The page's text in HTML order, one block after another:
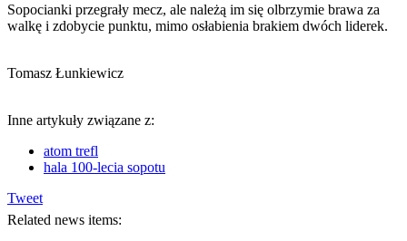
Sopocianki przegrały mecz, ale należą im się olbrzymie brawa za
walkę i zdobycie punktu, mimo osłabienia brakiem dwóch liderek.
Tomasz Łunkiewicz
Inne artykuły związane z:
atom trefl
hala 100-lecia sopotu
Tweet
Related news items: